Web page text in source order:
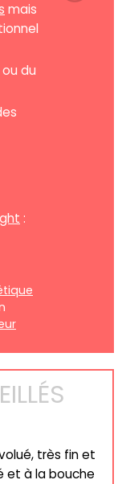
mais
ou du
:
très fin et
et à la bouche